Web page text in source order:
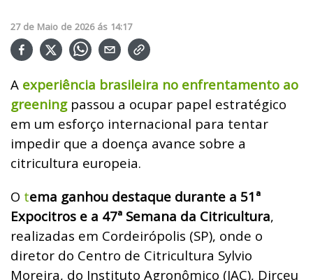
27 de Maio de 2026 ás 14:17
A experiência brasileira no enfrentamento ao
greeningpassou a ocupar papel estratégico
em um esforço internacional para tentar
impedir que a doença avance sobre a
citricultura europeia.
O tema ganhou destaque durante a 51ª
Expocitros e a 47ª Semana da Citricultura,
realizadas em Cordeirópolis (SP), onde o
diretor do Centro de Citricultura Sylvio
Moreira, do Instituto Agronômico (IAC), Dirceu